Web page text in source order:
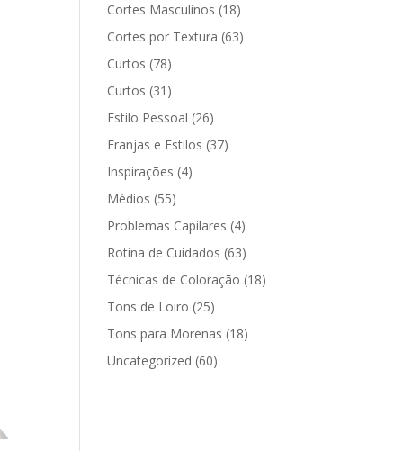
Cortes Masculinos (18)
Cortes por Textura (63)
Curtos (78)
Curtos (31)
Estilo Pessoal (26)
Franjas e Estilos (37)
Inspirações (4)
Médios (55)
Problemas Capilares (4)
Rotina de Cuidados (63)
Técnicas de Coloração (18)
Tons de Loiro (25)
Tons para Morenas (18)
Uncategorized (60)